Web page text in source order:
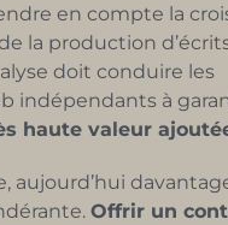
en compte la
la production d’écrits
doit conduire les
indépendants à
haute valeur
aujourd’hui
Offrir un